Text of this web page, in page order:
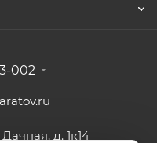
002
д. 1к14